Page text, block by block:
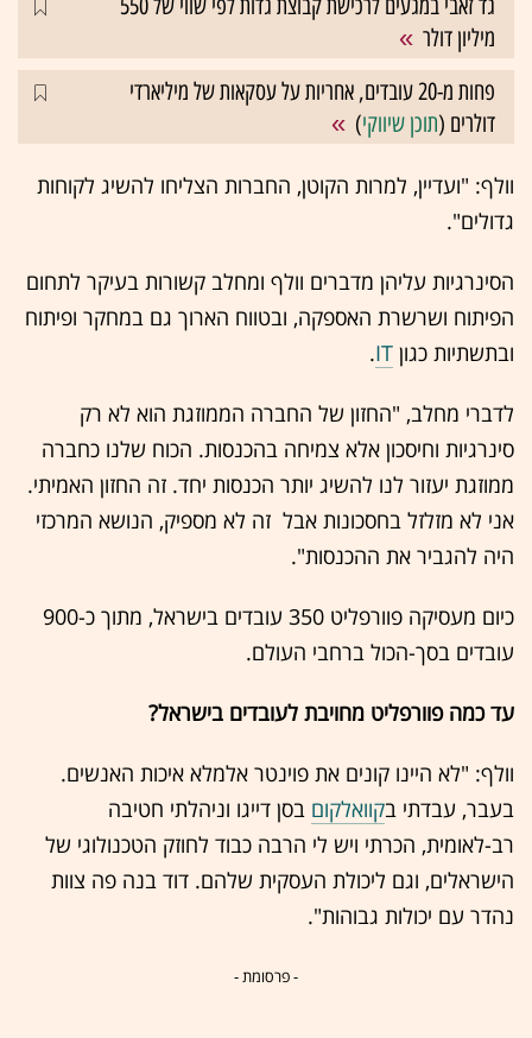
גד זאבי במגעים לרכישת קבוצת גדות לפי שווי של 550
מיליון דולר
פחות מ-20 עובדים, אחריות על עסקאות של מיליארדי
דולרים (תוכן שיווקי)
וולף: "ועדיין, למרות הקוטן, החברות הצליחו להשיג לקוחות
גדולים".
הסינרגיות עליהן מדברים וולף ומחלב קשורות בעיקר לתחום
הפיתוח ושרשרת האספקה, ובטווח הארוך גם במחקר ופיתוח
ובתשתיות כגון IT
.
לדברי מחלב, "החזון של החברה הממוזגת הוא לא רק
סינרגיות וחיסכון אלא צמיחה בהכנסות. הכוח שלנו כחברה
ממוזגת יעזור לנו להשיג יותר הכנסות יחד. זה החזון האמיתי.
אני לא מזלזל בחסכונות אבל זה לא מספיק, הנושא המרכזי
היה להגביר את ההכנסות".
כיום מעסיקה פוורפליט 350 עובדים בישראל, מתוך כ-900
עובדים בסך-הכול ברחבי העולם.
עד כמה פוורפליט מחויבת לעובדים בישראל?
וולף: "לא היינו קונים את פוינטר אלמלא איכות האנשים.
בעבר, עבדתי בקוואלקום בסן דייגו וניהלתי חטיבה
רב-לאומית, הכרתי ויש לי הרבה כבוד לחוזק הטכנולוגי של
הישראלים, וגם ליכולת העסקית שלהם. דוד בנה פה צוות
נהדר עם יכולות גבוהות".
- פרסומת -